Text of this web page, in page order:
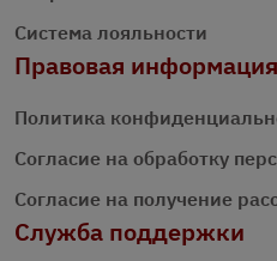
Система лояльности
Правовая информация
Политика
Согласие на обработку
Согласие на получение
Служба поддержки